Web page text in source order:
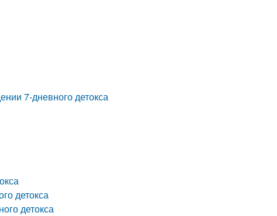
7-дневного детокса
детокса
детокса